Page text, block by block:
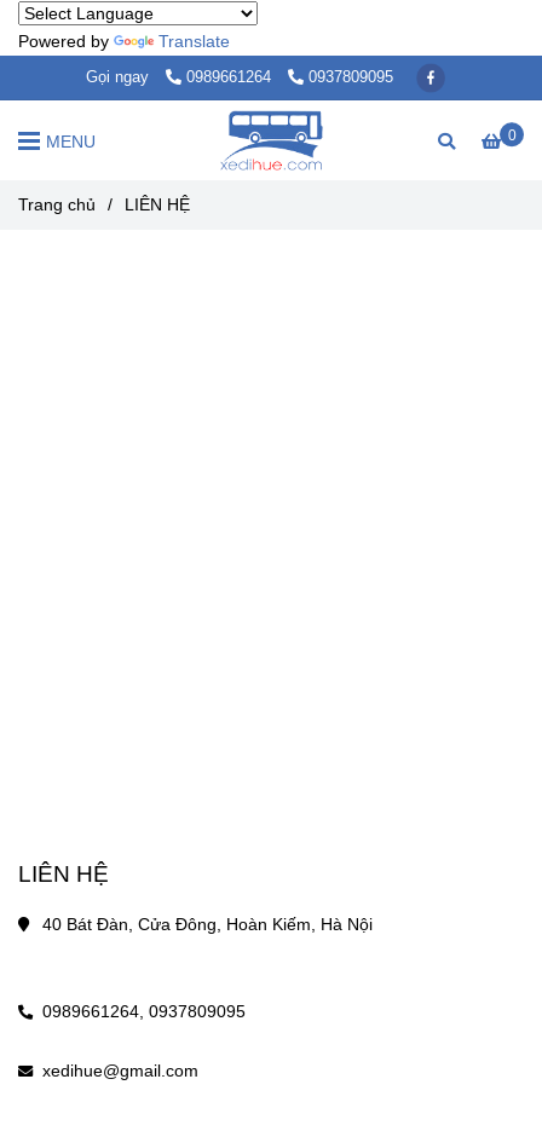
Powered by Translate
Gọi ngay 0989661264 0937809095
0
MENU
Trang chủ / LIÊN HỆ
LIÊN HỆ
40 Bát Đàn, Cửa Đông, Hoàn Kiếm, Hà Nội
0989661264, 0937809095
xedihue@gmail.com